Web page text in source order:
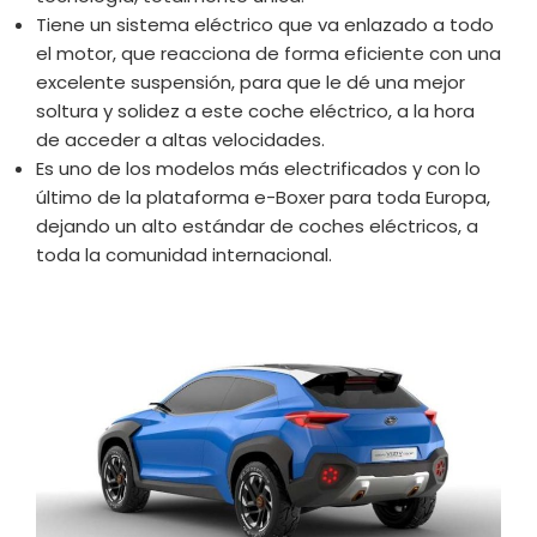
Tiene un sistema eléctrico que va enlazado a todo
el motor, que reacciona de forma eficiente con una
excelente suspensión, para que le dé una mejor
soltura y solidez a este coche eléctrico, a la hora
de acceder a altas velocidades.
Es uno de los modelos más electrificados y con lo
último de la plataforma e-Boxer para toda Europa,
dejando un alto estándar de coches eléctricos, a
toda la comunidad internacional.